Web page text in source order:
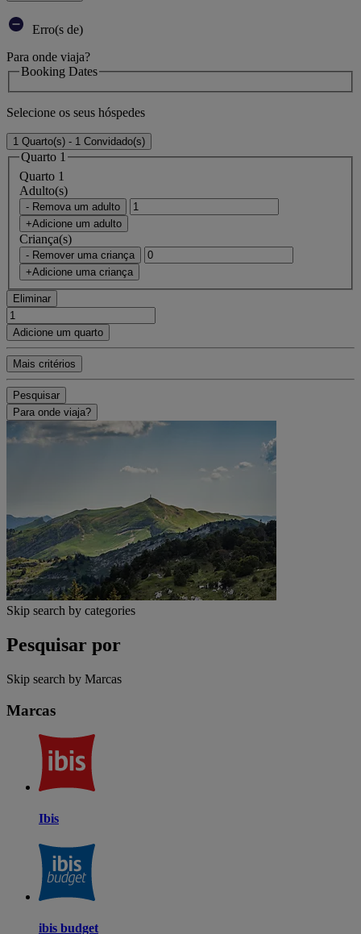
Erro(s de)
Para onde viaja?
Booking Dates
Selecione os seus hóspedes
1 Quarto(s) - 1 Convidado(s)
Quarto 1
Quarto 1
Adulto(s)
- Remova um adulto
+Adicione um adulto
Criança(s)
- Remover uma criança
+Adicione uma criança
Eliminar
Adicione um quarto
Mais critérios
Pesquisar
Para onde viaja?
Skip search by categories
Pesquisar por
Skip search by Marcas
Marcas
Ibis
ibis budget